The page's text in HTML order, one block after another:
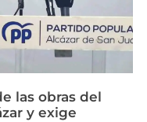
las obras del
y exige